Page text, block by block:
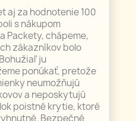
aj za hodnotenie 100
s nákupom
Packety, chápeme,
zákazníkov bolo
ju
ponúkať, pretože
neumožňujú
a neposkytujú
poistné krytie, ktoré
Bezpečné